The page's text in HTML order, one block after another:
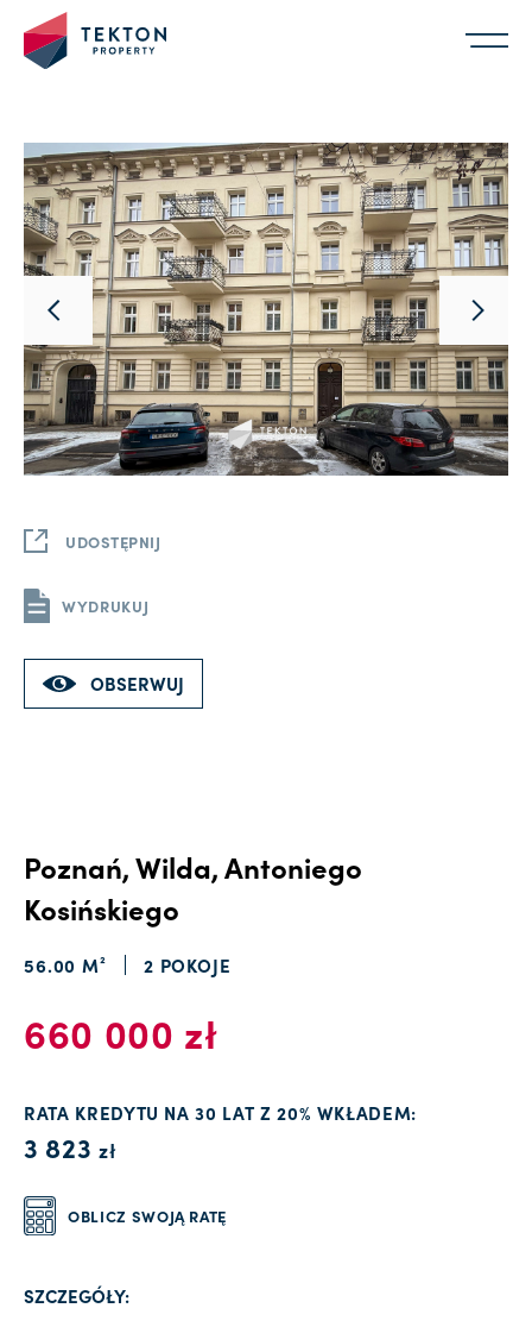
UDOSTĘPNIJ
WYDRUKUJ
OBSERWUJ
Poznań, Wilda, Antoniego
Kosińskiego
56.00 M² 2 POKOJE
660 000 zł
RATA KREDYTU NA 30 LAT Z 20% WKŁADEM:
3 823 zł
OBLICZ SWOJĄ RATĘ
SZCZEGÓŁY: